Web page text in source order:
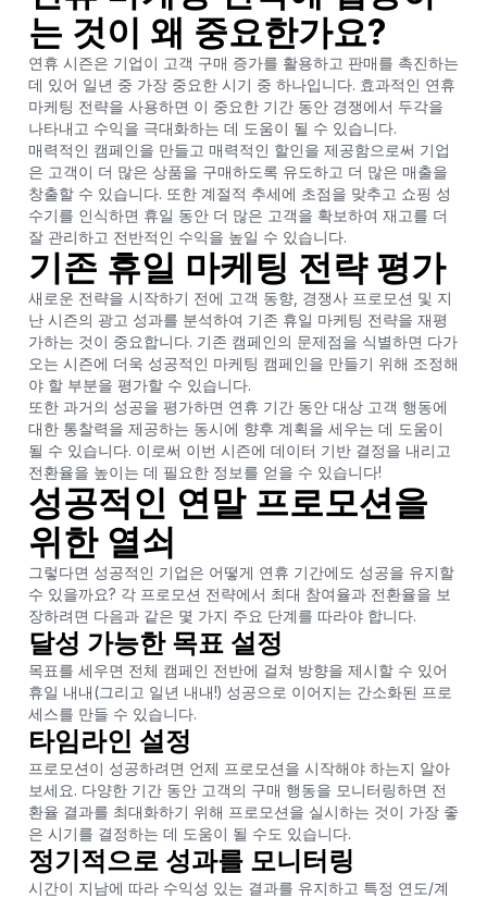
는 것이 왜 중요한가요?
연휴 시즌은 기업이 고객 구매 증가를 활용하고 판매를 촉진하는
데 있어 일년 중 가장 중요한 시기 중 하나입니다. 효과적인 연휴
마케팅 전략을 사용하면 이 중요한 기간 동안 경쟁에서 두각을
나타내고 수익을 극대화하는 데 도움이 될 수 있습니다.
매력적인 캠페인을 만들고 매력적인 할인을 제공함으로써 기업
은 고객이 더 많은 상품을 구매하도록 유도하고 더 많은 매출을
창출할 수 있습니다. 또한 계절적 추세에 초점을 맞추고 쇼핑 성
수기를 인식하면 휴일 동안 더 많은 고객을 확보하여 재고를 더
잘 관리하고 전반적인 수익을 높일 수 있습니다.
기존 휴일 마케팅 전략 평가
새로운 전략을 시작하기 전에 고객 동향, 경쟁사 프로모션 및 지
난 시즌의 광고 성과를 분석하여 기존 휴일 마케팅 전략을 재평
가하는 것이 중요합니다. 기존 캠페인의 문제점을 식별하면 다가
오는 시즌에 더욱 성공적인 마케팅 캠페인을 만들기 위해 조정해
야 할 부분을 평가할 수 있습니다.
또한 과거의 성공을 평가하면 연휴 기간 동안 대상 고객 행동에
대한 통찰력을 제공하는 동시에 향후 계획을 세우는 데 도움이
될 수 있습니다. 이로써 이번 시즌에 데이터 기반 결정을 내리고
전환율을 높이는 데 필요한 정보를 얻을 수 있습니다!
성공적인 연말 프로모션을
위한 열쇠
그렇다면 성공적인 기업은 어떻게 연휴 기간에도 성공을 유지할
수 있을까요? 각 프로모션 전략에서 최대 참여율과 전환율을 보
장하려면 다음과 같은 몇 가지 주요 단계를 따라야 합니다.
달성 가능한 목표 설정
목표를 세우면 전체 캠페인 전반에 걸쳐 방향을 제시할 수 있어
휴일 내내(그리고 일년 내내!) 성공으로 이어지는 간소화된 프로
세스를 만들 수 있습니다.
타임라인 설정
프로모션이 성공하려면 언제 프로모션을 시작해야 하는지 알아
보세요. 다양한 기간 동안 고객의 구매 행동을 모니터링하면 전
환율 결과를 최대화하기 위해 프로모션을 실시하는 것이 가장 좋
은 시기를 결정하는 데 도움이 될 수도 있습니다.
정기적으로 성과를 모니터링
시간이 지남에 따라 수익성 있는 결과를 유지하고 특정 연도/계